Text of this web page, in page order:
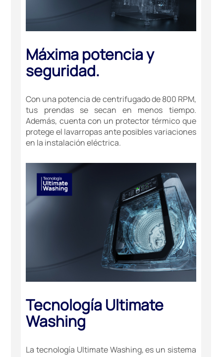
Máxima potencia y
seguridad.
Con una potencia de centrifugado de 800 RPM,
tus prendas se secan en menos tiempo.
Además, cuenta con un protector térmico que
protege el lavarropas ante posibles variaciones
en la instalación eléctrica.
Tecnología Ultimate
Washing
La tecnología Ultimate Washing, es un sistema